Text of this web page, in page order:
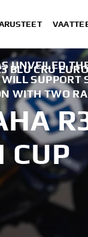
BLU CRU
UNVEILED
WITH TWO
CUP